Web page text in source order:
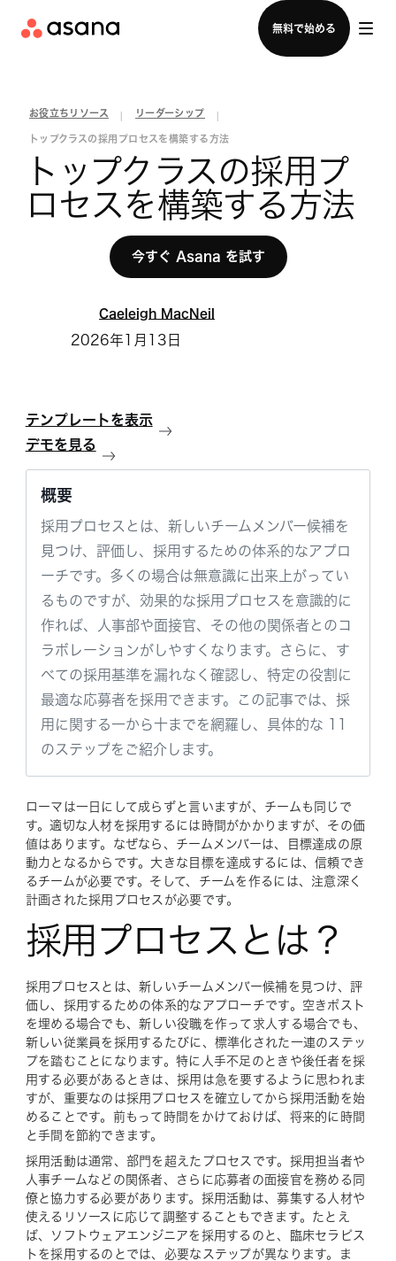
無料で始める
セールスチームに問い合わせる
お役立ちリソース リーダーシップ
トップクラスの採用プロセスを構築する方法
トップクラスの採用プ
ロセスを構築する方法
今すぐ Asana を試す
Caeleigh MacNeil
2026年1月13日
テンプレートを表示
デモを見る
概要
採用プロセスとは、新しいチームメンバー候補を
見つけ、評価し、採用するための体系的なアプロ
ーチです。多くの場合は無意識に出来上がってい
るものですが、効果的な採用プロセスを意識的に
作れば、人事部や面接官、その他の関係者とのコ
ラボレーションがしやすくなります。さらに、す
べての採用基準を漏れなく確認し、特定の役割に
最適な応募者を採用できます。この記事では、採
用に関する一から十までを網羅し、具体的な 11
のステップをご紹介します。
ローマは一日にして成らずと言いますが、チームも同じで
す。適切な人材を採用するには時間がかかりますが、その価
値はあります。なぜなら、チームメンバーは、目標達成の原
動力となるからです。大きな目標を達成するには、信頼でき
るチームが必要です。そして、チームを作るには、注意深く
計画された採用プロセスが必要です。
採用プロセスとは？
採用プロセスとは、新しいチームメンバー候補を見つけ、評
価し、採用するための体系的なアプローチです。空きポスト
を埋める場合でも、新しい役職を作って求人する場合でも、
新しい従業員を採用するたびに、標準化された一連のステッ
プを踏むことになります。特に人手不足のときや後任者を採
用する必要があるときは、採用は急を要するように思われま
すが、重要なのは採用プロセスを確立してから採用活動を始
めることです。前もって時間をかけておけば、将来的に時間
と手間を節約できます。
採用活動は通常、部門を超えたプロセスです。採用担当者や
人事チームなどの関係者、さらに応募者の面接官を務める同
僚と協力する必要があります。採用活動は、募集する人材や
使えるリソースに応じて調整することもできます。たとえ
ば、ソフトウェアエンジニアを採用するのと、臨床セラピス
トを採用するのとでは、必要なステップが異なります。ま